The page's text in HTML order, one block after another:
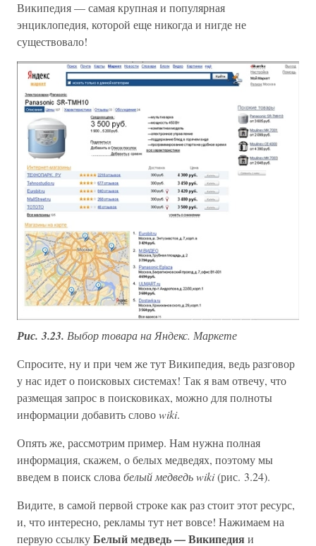
Википедия — самая крупная и популярная
энциклопедия, которой еще никогда и нигде не
существовало!
Рис. 3.23. Выбор товара на Яндекс. Маркете
Спросите, ну и при чем же тут Википедия, ведь разговор
у нас идет о поисковых системах! Так я вам отвечу, что
размещая запрос в поисковиках, можно для полноты
информации добавить словоwiki.
Опять же, рассмотрим пример. Нам нужна полная
информация, скажем, о белых медведях, поэтому мы
введем в поиск слова белый медведь wiki(рис. 3.24).
Видите, в самой первой строке как раз стоит этот ресурс,
и, что интересно, рекламы тут нет вовсе! Нажимаем на
первую ссылкуБелый медведь — Википедия и